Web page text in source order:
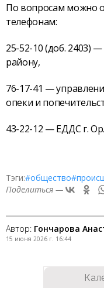
По вопросам можно
телефонам:
25-52-10 (доб. 2403)
району,
76-17-41 —
опеки и
43-22-12 — ЕДДС г.
Тэги:#общество
Поделиться —
Автор: Гончарова
15 июня 2026 г. 16:44